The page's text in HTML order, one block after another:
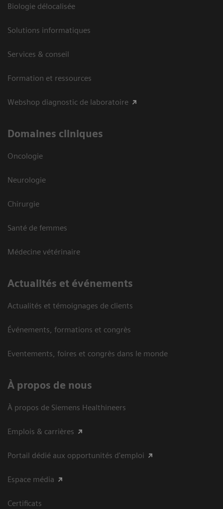
Biologie délocalisée
Solutions informatiques
Services & conseil
Formation et ressources
Webshop diagnostic de laboratoire
Domaines cliniques
Oncologie
Neurologie
Chirurgie
Santé de femmes
Médecine vétérinaire
Actualités et événements
Actualités et témoignages de clients
Événements, formations et congrès
Eventements, foires et congrès dans le monde
À propos de nous
À propos de Siemens Healthineers
Emplois & carrières
Portail dédié aux opportunités d'emploi
Espace média
Certificats